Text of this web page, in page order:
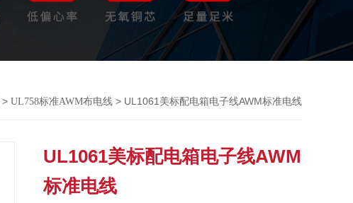
> UL758标准AWM布电线 > UL1061美标配电箱电子线AWM标准电线
UL1061美标配电箱电子线AWM
标准电线